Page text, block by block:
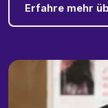
Erfahre mehr